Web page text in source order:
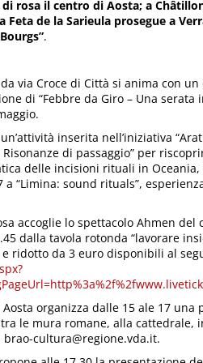
rosa il centro di Aosta; a
de la Sarieula prosegue a
.
via Croce di Città si anima con
di “Febbre da Giro – Una serata
inserita nell’iniziativa
Risonanze di passaggio” per
delle incisioni rituali in
“Limina: sound rituals”,
accoglie lo spettacolo Ahmen del
dalla tavola rotonda “lavorare
ridotto da 3 euro disponibili al
organizza dalle 15 ale 17
le mura romane, alla cattedrale,
cultura@regione.vda.it.